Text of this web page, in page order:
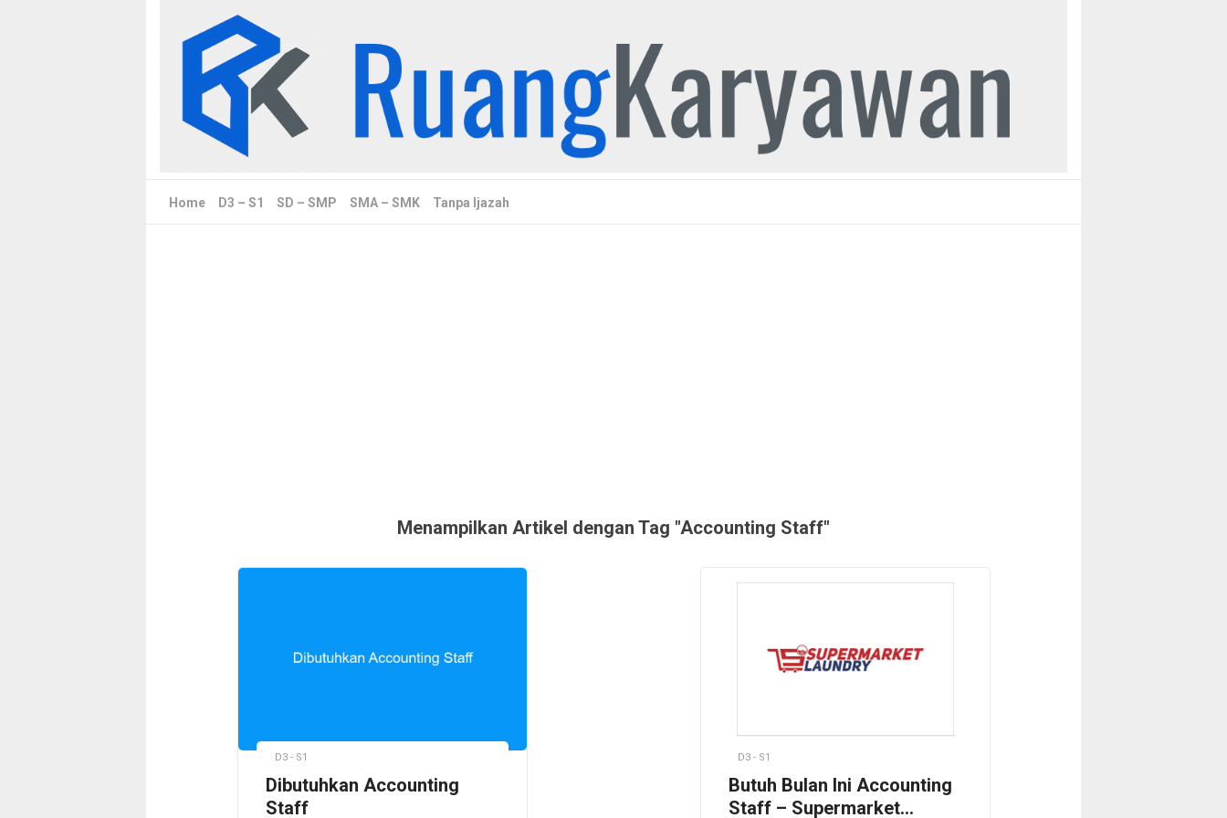
Home D3 – S1 SD – SMP SMA – SMK Tanpa Ijazah
Menampilkan Artikel dengan Tag "Accounting Staff"
D3 - S1
Dibutuhkan Accounting
Staff
D3 - S1
Butuh Bulan Ini Accounting
Staff – Supermarket